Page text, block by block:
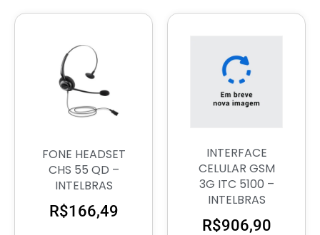
FONE HEADSET
CHS 55 QD –
INTELBRAS
R$166,49
INTERFACE
CELULAR GSM
3G ITC 5100 –
INTELBRAS
R$906,90